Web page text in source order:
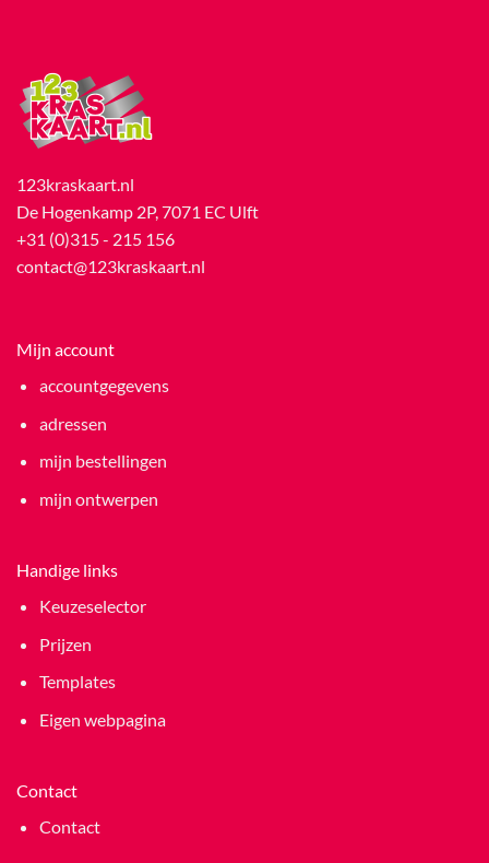
123kraskaart.nl
De Hogenkamp 2P, 7071 EC Ulft
+31 (0)315 - 215 156
contact@123kraskaart.nl
Mijn account
accountgegevens
adressen
mijn bestellingen
mijn ontwerpen
Handige links
Keuzeselector
Prijzen
Templates
Eigen webpagina
Contact
Contact